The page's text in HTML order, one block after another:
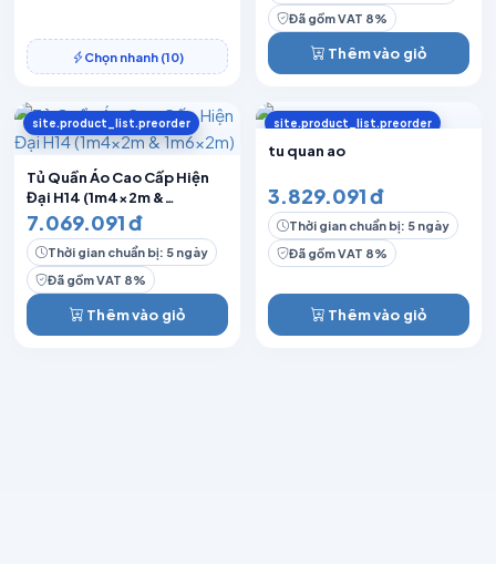
Chọn nhanh (10)
Đã gồm VAT 8%
Thêm vào giỏ
site.product_list.preorder
Tủ Quần Áo Cao Cấp Hiện
Đại H14 (1m4x2m &
1m6x2m)
7.069.091 đ
Thời gian chuẩn bị: 5 ngày
Đã gồm VAT 8%
Thêm vào giỏ
site.product_list.preorder
tu quan ao
3.829.091 đ
Thời gian chuẩn bị: 5 ngày
Đã gồm VAT 8%
Thêm vào giỏ